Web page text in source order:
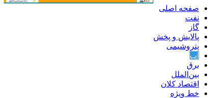
صفحه اصلی
نفت
گاز
پالایش و پخش
پتروشیمی
آب
برق
بین‌الملل
اقتصاد کلان
خط ویژه